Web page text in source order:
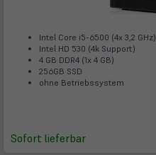
Intel Core i5-6500 (4x 3,2 GHz)
Intel HD 530 (4k Support)
4 GB DDR4 (1x 4 GB)
256GB SSD
ohne Betriebssystem
Sofort lieferbar